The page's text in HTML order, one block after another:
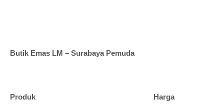
Butik Emas LM – Surabaya Pemuda
Produk Harga